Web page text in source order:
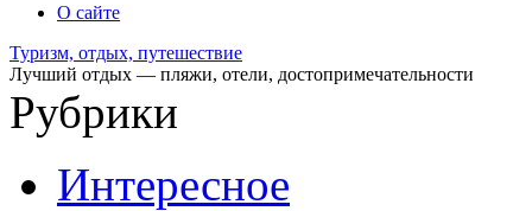
О сайте
Туризм, отдых, путешествие
Лучший отдых — пляжи, отели, достопримечательности
Рубрики
Интересное